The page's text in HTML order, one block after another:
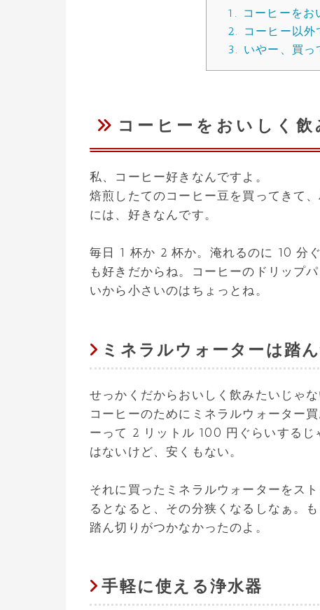
1.
コーヒーをお
2.
コーヒー以
3. いやー、買っ
コーヒーをおいしく飲
私、コーヒー好きなんですよ。
焙煎したてのコーヒー豆を買ってきて
には、好きなんです。
毎日 1 杯か 2 杯か。淹れるのに 10 分
も好きだからね。コーヒーのドリップ
いから小さいのはちょっとね。
ミネラルウォーターは踏
せっかくだからおいしく飲みたいじゃな
コーヒーのためにミネラルウォーター
ーって 2 リットル 100 円ぐらいするじ
はないけど、安くもない。
それに買ったミネラルウォーターをス
るとなると、その分狭くなるしなぁ。
踏ん切りがつかなかったのよ。
手軽に使える浄水器